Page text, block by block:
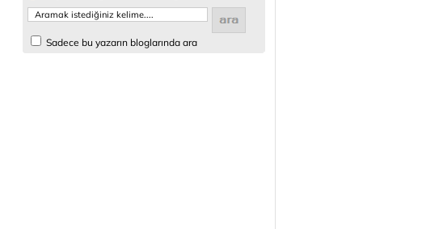
Sadece bu yazarın bloglarında ara